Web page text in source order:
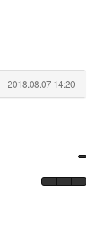
2018.08.07 14:20